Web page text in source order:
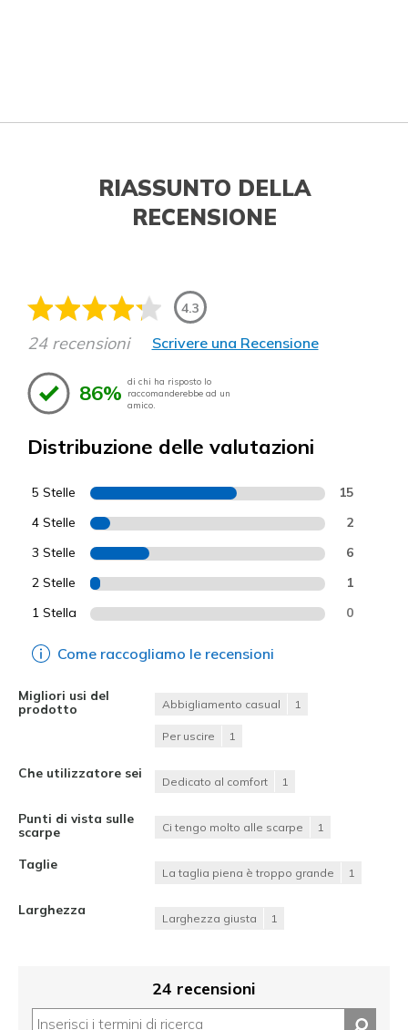
RIASSUNTO DELLA
RECENSIONE
4.3
24 recensioni Scrivere una Recensione
86% di chi ha risposto lo
raccomanderebbe ad un
amico.
Distribuzione delle valutazioni
5 Stelle 15
4 Stelle 2
3 Stelle 6
2 Stelle 1
1 Stella 0
Come raccogliamo le recensioni
Migliori usi del
prodotto
Abbigliamento casual 1
Per uscire 1
Che utilizzatore sei
Dedicato al comfort 1
Punti di vista sulle
scarpe
Ci tengo molto alle scarpe 1
Taglie
La taglia piena è troppo grande 1
Larghezza
Larghezza giusta 1
24 recensioni